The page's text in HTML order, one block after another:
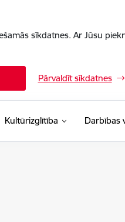
sīkdatnes. Ar Jūsu
Pārvaldīt sīkdatnes
Kultūrizglītība Darbības